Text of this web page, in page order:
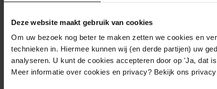
Deze website maakt gebruik van cookies
Om uw bezoek nog beter te maken zetten we cookies en
technieken in. Hiermee kunnen wij (en derde partijen) uw
analyseren. U kunt de cookies accepteren door op 'Ja, dat
Meer informatie over cookies en privacy? Bekijk ons
Toegangsnummer:
1702-09 Doop-, trouw- en begraafboeken Enkhuizen,
1581-1910
Inventarisnummer :
13